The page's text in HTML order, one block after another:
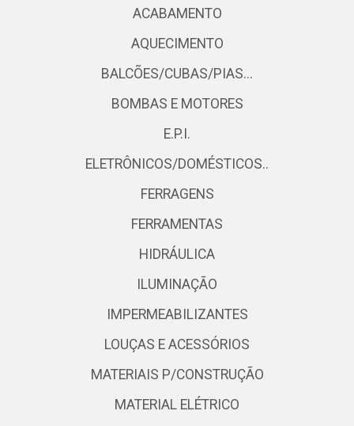
ACABAMENTO
AQUECIMENTO
BALCÕES/CUBAS/PIAS...
BOMBAS E MOTORES
E.P.I.
ELETRÔNICOS/DOMÉSTICOS..
FERRAGENS
FERRAMENTAS
HIDRÁULICA
ILUMINAÇÃO
IMPERMEABILIZANTES
LOUÇAS E ACESSÓRIOS
MATERIAIS P/CONSTRUÇÃO
MATERIAL ELÉTRICO